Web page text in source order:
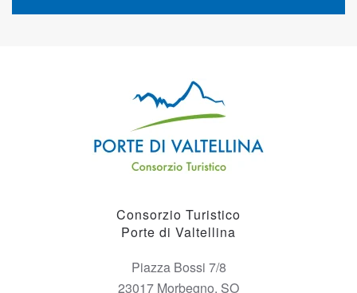
Consorzio Turistico
Porte di Valtellina
Piazza Bossi 7/8
23017 Morbegno, SO